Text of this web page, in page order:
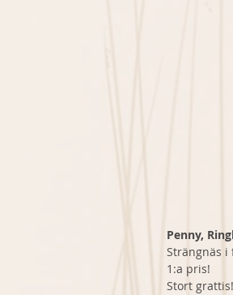
Penny,
Strängnäs i
1:a pris!
Stort